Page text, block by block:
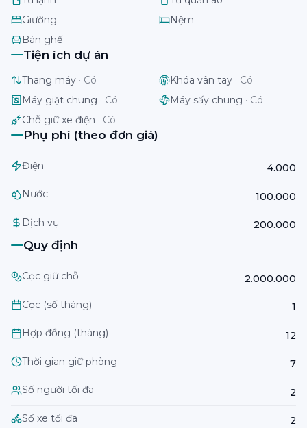
Giường
Nệm
Bàn ghế
Tiện ích dự án
Thang máy · Có Khóa vân tay · Có
Máy giặt chung · Có Máy sấy chung · Có
Chỗ giữ xe điện · Có
Phụ phí (theo đơn giá)
Điện 4.000
Nước 100.000
Dịch vụ 200.000
Quy định
Cọc giữ chỗ 2.000.000
Cọc (số tháng) 1
Hợp đồng (tháng) 12
Thời gian giữ phòng 7
Số người tối đa 2
Số xe tối đa 2